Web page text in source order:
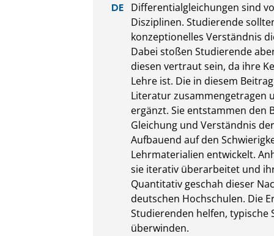
Differentialgleichungen sind
Disziplinen. Studierende
konzeptionelles Verständnis
Dabei stoßen Studierende
diesen vertraut sein, da ihre
Lehre ist. Die in diesem
Literatur zusammengetragen
ergänzt. Sie entstammen den
Gleichung und Verständnis
Aufbauend auf den
Lehrmaterialien entwickelt.
sie iterativ überarbeitet und
Quantitativ geschah dieser
deutschen Hochschulen. Die
Studierenden helfen,
überwinden.